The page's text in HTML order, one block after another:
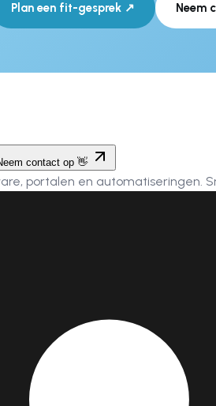
Plan een fit-gesprek ↗ Neem
contact op 👋
portalen en automatiseringen.